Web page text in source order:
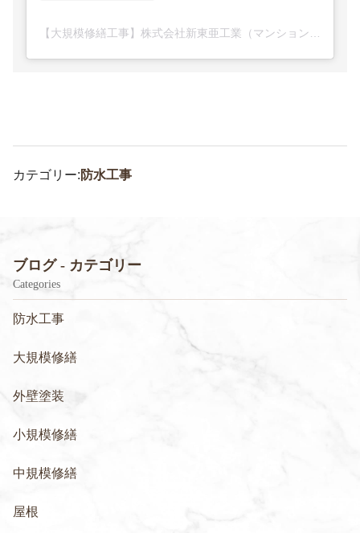
カテゴリー: 防水工事
ブログ - カテゴリー
Categories
防水工事
大規模修繕
外壁塗装
小規模修繕
中規模修繕
屋根